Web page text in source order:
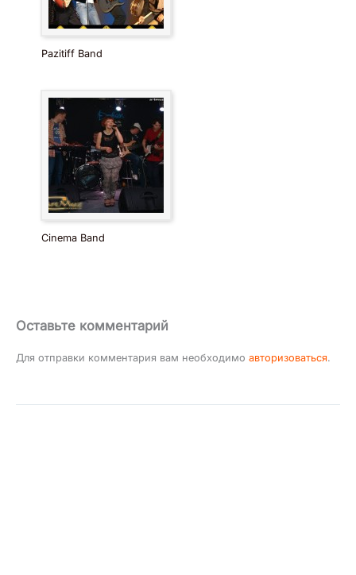
Pazitiff Band
Cinema Band
Оставьте комментарий
Для отправки комментария вам необходимо авторизоваться.